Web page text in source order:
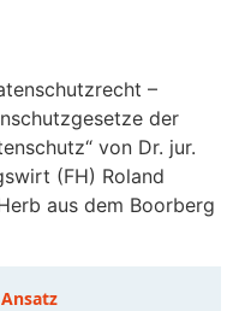
–
der
von Dr. jur.
(FH) Roland
aus dem Boorberg